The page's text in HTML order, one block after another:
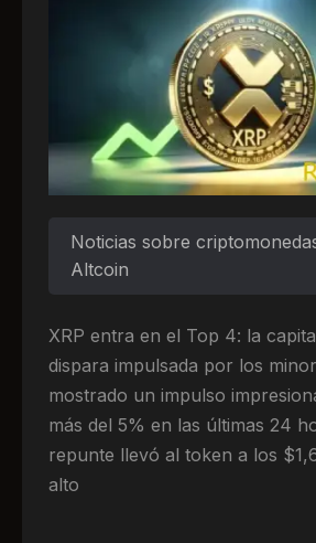
Noticias sobre
Altcoin
XRP entra en el Top 4: la
dispara impulsada por los
mostrado un impulso
más del 5% en las últimas 24
repunte llevó al token a los
alto